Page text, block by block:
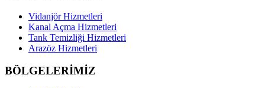
Vidanjör Hizmetleri
Kanal Açma Hizmetleri
Tank Temizliği Hizmetleri
Arazöz Hizmetleri
BÖLGELERİMİZ